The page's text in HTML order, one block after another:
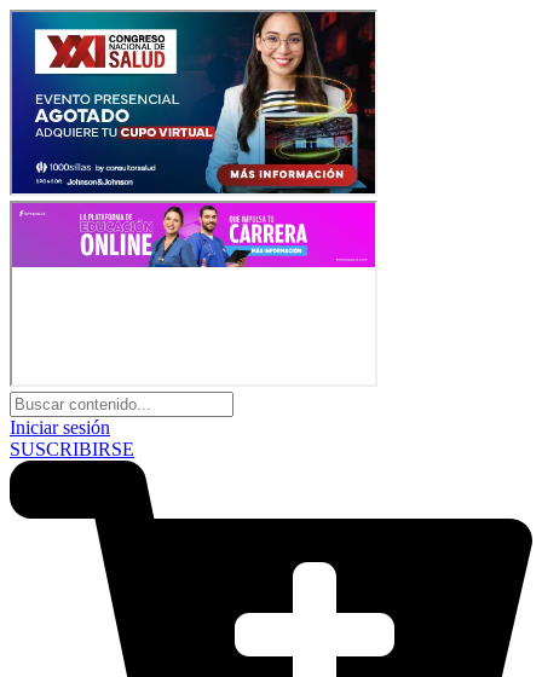
Iniciar sesión
SUSCRIBIRSE